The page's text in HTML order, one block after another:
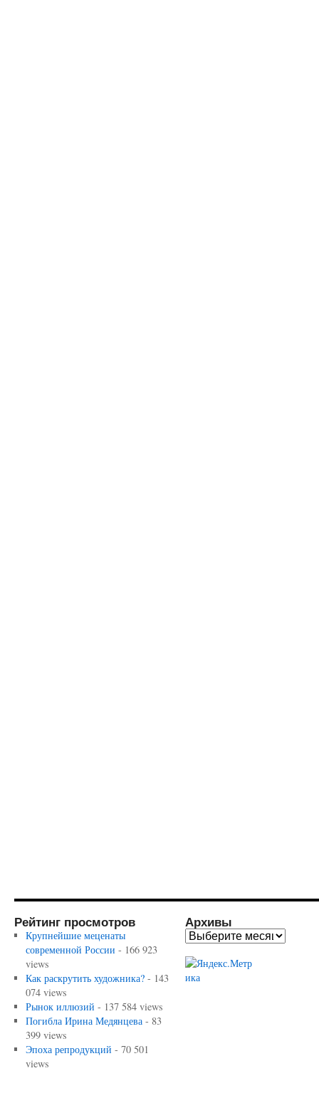
Рейтинг просмотров
Крупнейшие меценаты
современной России - 166 923
views
Как раскрутить художника?- 143
074 views
Рынок иллюзий - 137 584 views
Погибла Ирина Медянцева- 83
399 views
Эпоха репродукций - 70 501
views
Архивы